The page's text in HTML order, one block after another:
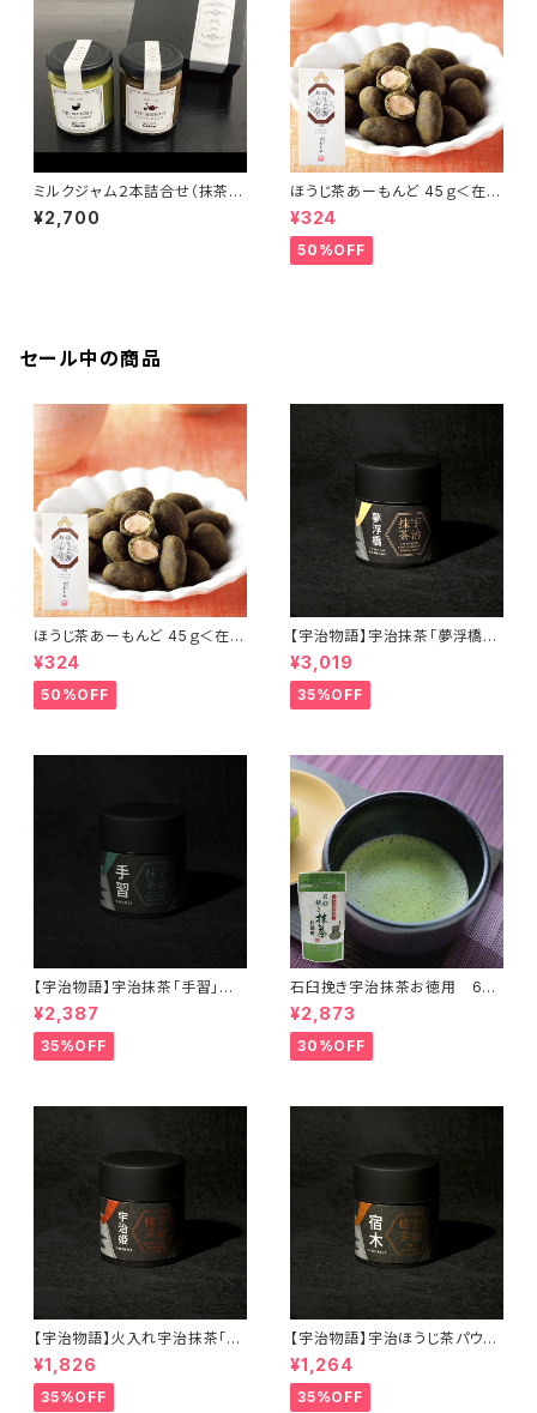
ミルクジャム２本詰合せ（抹茶・
ほうじ茶）
¥2,700
ほうじ茶あーもんど 45ｇ＜在庫
一掃セール！＞
¥324
50%OFF
セール中の商品
ほうじ茶あーもんど 45ｇ＜在庫
一掃セール！＞
¥324
50%OFF
【宇治物語】宇治抹茶「夢浮橋」
～おくみどりシングルオリジン＜
在庫一掃セール！＞
¥3,019
35%OFF
【宇治物語】宇治抹茶「手習」～
おくみどりシングルオリジン＜在
庫一掃セール！＞
¥2,387
35%OFF
石臼挽き宇治抹茶お徳用 60
ｇ＜在庫一掃セール！＞
¥2,873
30%OFF
【宇治物語】火入れ宇治抹茶「宇
治姫」＜在庫一掃セール！＞
¥1,826
35%OFF
【宇治物語】宇治ほうじ茶パウダ
ー「宿木」＜在庫一掃セール！＞
¥1,264
35%OFF